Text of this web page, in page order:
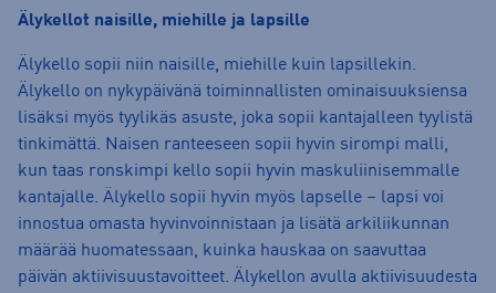
Älykellot naisille, miehille ja lapsille
Älykello sopii niin naisille, miehille kuin lapsillekin.
Älykello on nykypäivänä toiminnallisten ominaisuuksiensa
lisäksi myös tyylikäs asuste, joka sopii kantajalleen tyylistä
tinkimättä. Naisen ranteeseen sopii hyvin sirompi malli,
kun taas ronskimpi kello sopii hyvin maskuliinisemmalle
kantajalle. Älykello sopii hyvin myös lapselle – lapsi voi
innostua omasta hyvinvoinnistaan ja lisätä arkiliikunnan
määrää huomatessaan, kuinka hauskaa on saavuttaa
päivän aktiivisuustavoitteet. Älykellon avulla aktiivisuudesta